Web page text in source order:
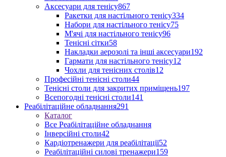
Аксесуари для тенісу867
Ракетки для настільного тенісу334
Набори для настільного тенісу75
М'ячі для настільного тенісу96
Тенісні сітки58
Накладки аерозолі та інші аксесуари192
Гармати для настільного тенісу12
Чохли для тенісних столів12
Професійні тенісні столи44
Тенісні столи для закритих приміщень197
Всепогодні тенісні столи141
Реабілітаційне обладнання291
Каталог
Все Реабілітаційне обладнання
Інверсійні столи42
Кардіотренажери для реабілітації52
Реабілітаційні силові тренажери159